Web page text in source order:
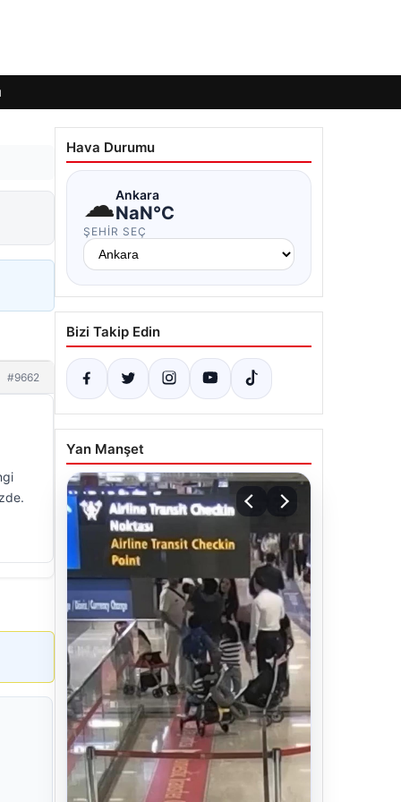
#9662
Hava Durumu
☁Ankara
NaN°C
ŞEHIR SEÇ
Bizi Takip Edin
Yan Manşet